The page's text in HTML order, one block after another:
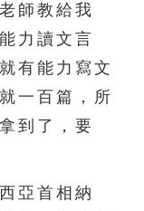
師教給我
力讀文言
有能力寫文
一百篇，所
到了，要
亞首相納